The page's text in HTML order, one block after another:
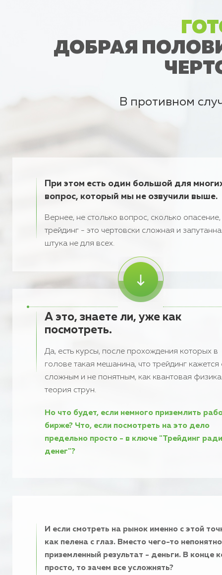
ДОБРАЯ
В противном
При этом есть один большой для
вопрос, который мы не озвучили выше.
Вернее, не столько вопрос, сколько опасение,
трейдинг - это чертовски сложная и
штука не для всех.
А это, знаете ли, уже как
посмотреть.
Да, есть курсы, после прохождения которых в
голове такая мешанина, что трейдинг кажется
сложным и не понятным, как квантовая
теория струн.
Но что будет, если немного приземлить
бирже? Что, если посмотреть на это дело
предельно просто - в ключе "Трейдинг ради
денег"?
И если смотреть на рынок именно с этой
как пелена с глаз. Вместо чего-то
приземленный результат - деньги. В конце
просто, то зачем все усложнять?